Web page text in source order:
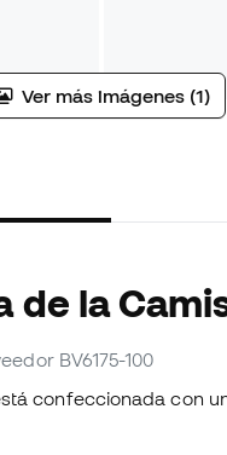
Ver más imágenes (1)
de la
BV6175-100
confeccionada con